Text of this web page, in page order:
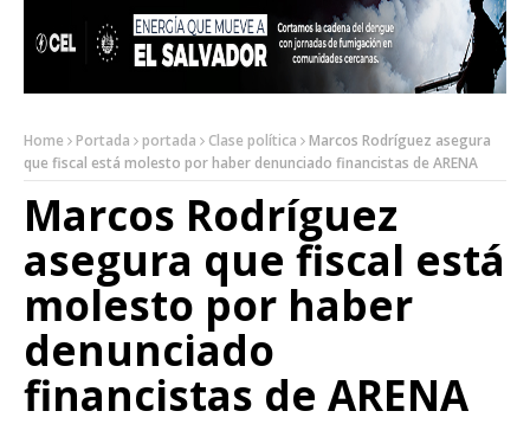
Home Portada portada Clase política
Marcos Rodríguez asegura
que fiscal está molesto por haber denunciado financistas de ARENA
Marcos Rodríguez
asegura que fiscal está
molesto por haber
denunciado
financistas de ARENA